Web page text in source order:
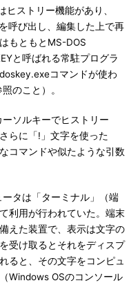
ストリー機能があり、
呼び出し、編集した上で再
もともとMS-DOS
と呼ばれる常駐プログラ
コマンドが使わ
のこと）。
ソルキーでヒストリー
らに「!」文字を使った
コマンドや似たような引数
タは「ターミナル」（端
利用が行われていた。端末
えた装置で、表示は文字の
受け取るとそれをディスプ
ると、その文字をコンピュ
Windows OSのコンソール